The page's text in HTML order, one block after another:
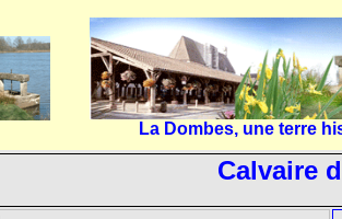
La Dombes, une terre
Calvaire